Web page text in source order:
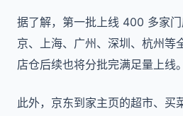
据了解，第一批上线 400 多家
京、上海、广州、深圳、杭州等
店仓后续也将分批完满足量上线。
此外，京东到家主页的超市、买